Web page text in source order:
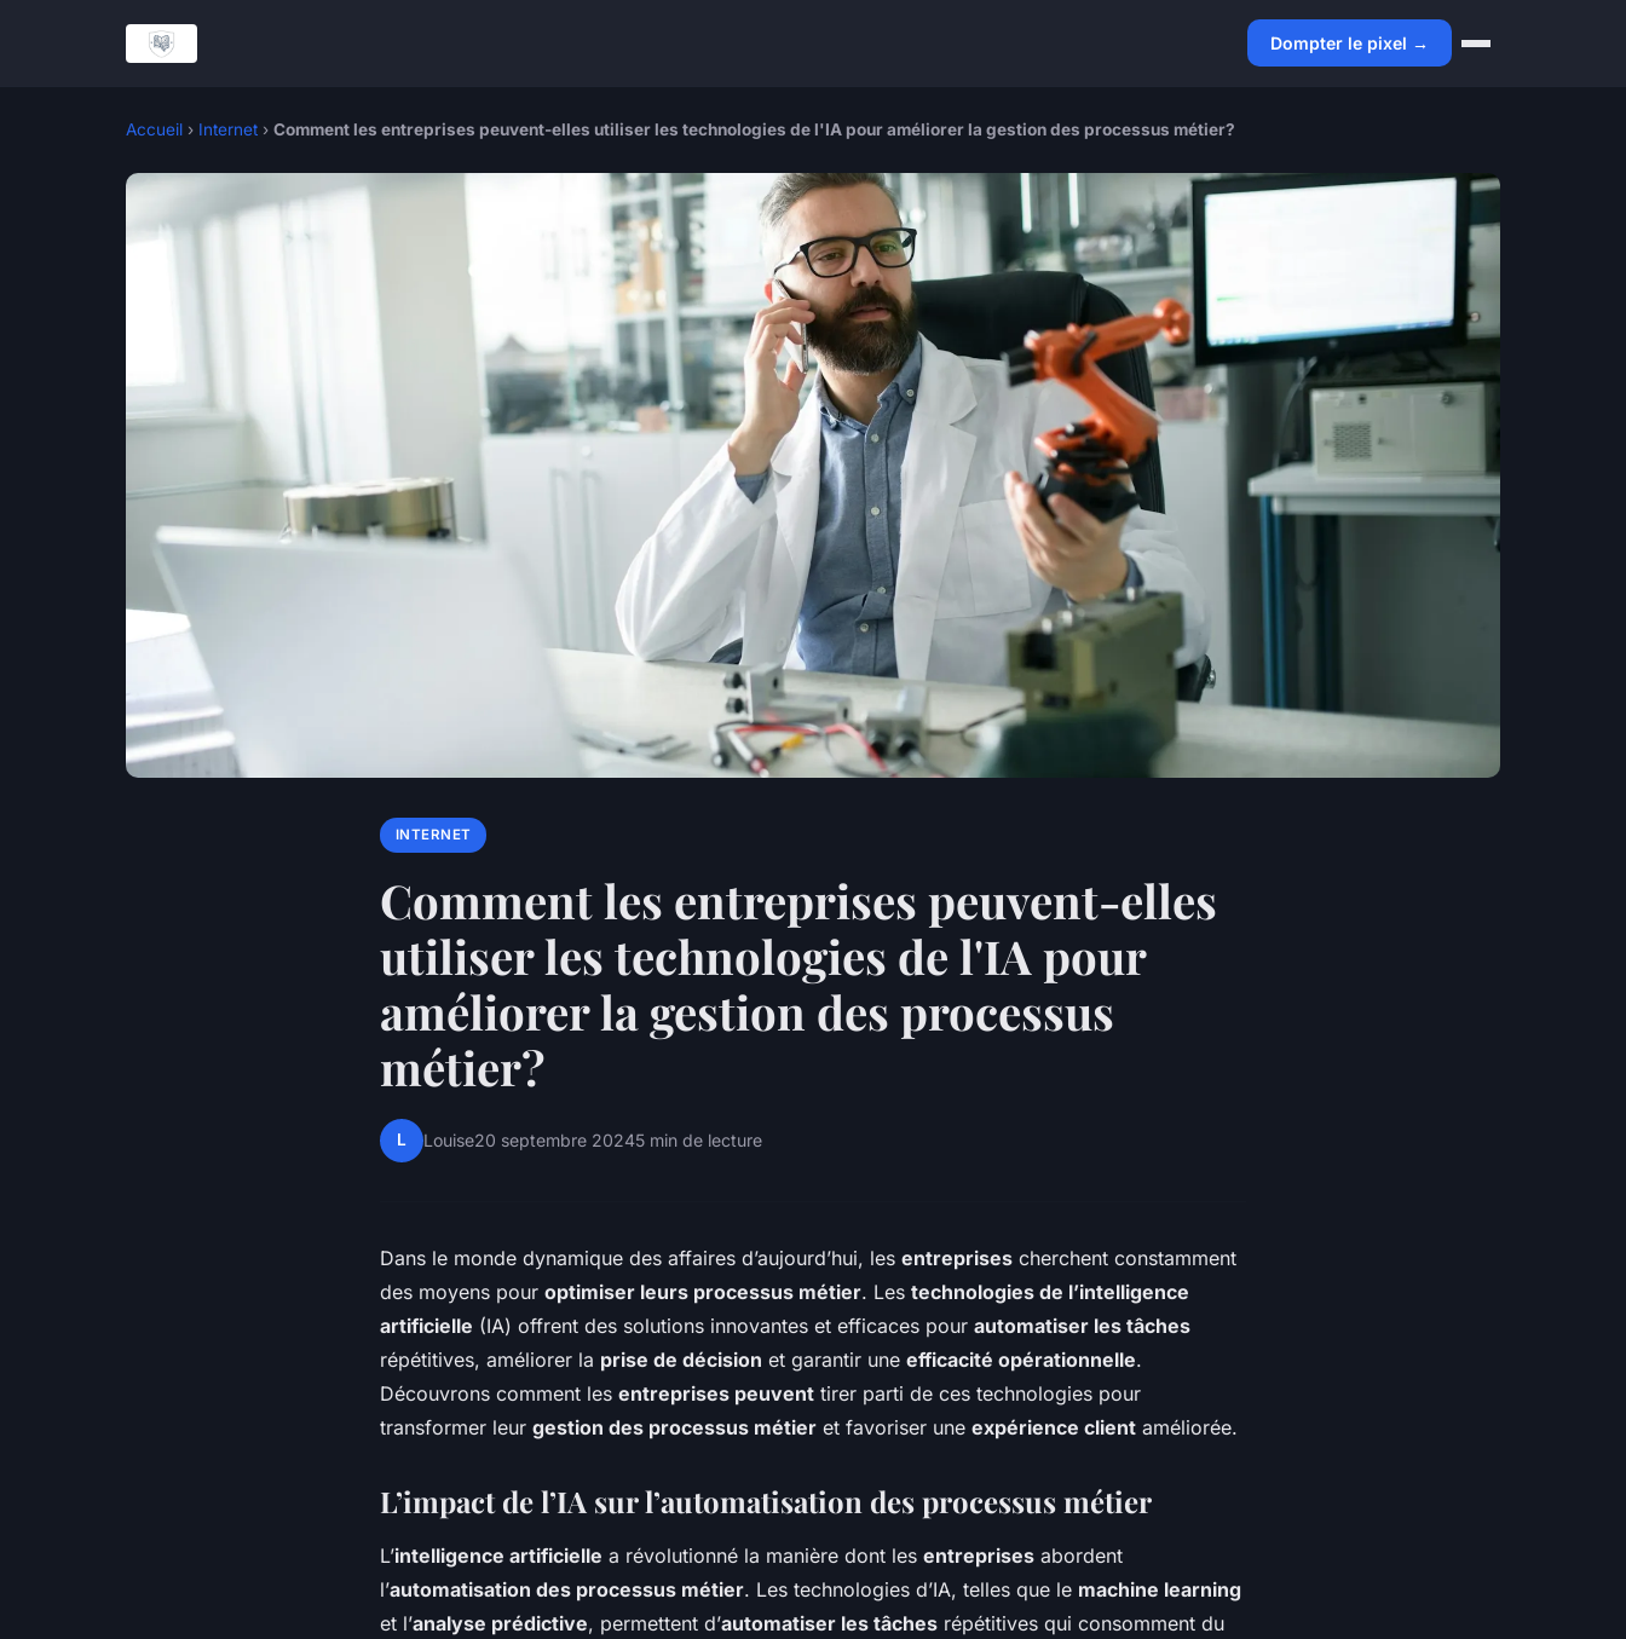
Dompter le pixel →
Accueil › Internet › Comment les entreprises peuvent-elles utiliser les technologies de l'IA pour améliorer la gestion des processus métier?
INTERNET
Comment les entreprises peuvent-elles
utiliser les technologies de l'IA pour
améliorer la gestion des processus
métier?
L Louise20 septembre 20245 min de lecture
Dans le monde dynamique des affaires d’aujourd’hui, les entreprises cherchent constamment
des moyens pour optimiser leurs processus métier. Les technologies de l’intelligence
artificielle (IA) offrent des solutions innovantes et efficaces pour automatiser les tâches
répétitives, améliorer la prise de décision et garantir une efficacité opérationnelle.
Découvrons comment les entreprises peuvent tirer parti de ces technologies pour
transformer leur gestion des processus métier et favoriser une expérience client améliorée.
L’impact de l’IA sur l’automatisation des processus métier
L’intelligence artificielle a révolutionné la manière dont les entreprises abordent
l’automatisation des processus métier. Les technologies d’IA, telles que le machine learning
et l’analyse prédictive, permettent d’automatiser les tâches répétitives qui consomment du